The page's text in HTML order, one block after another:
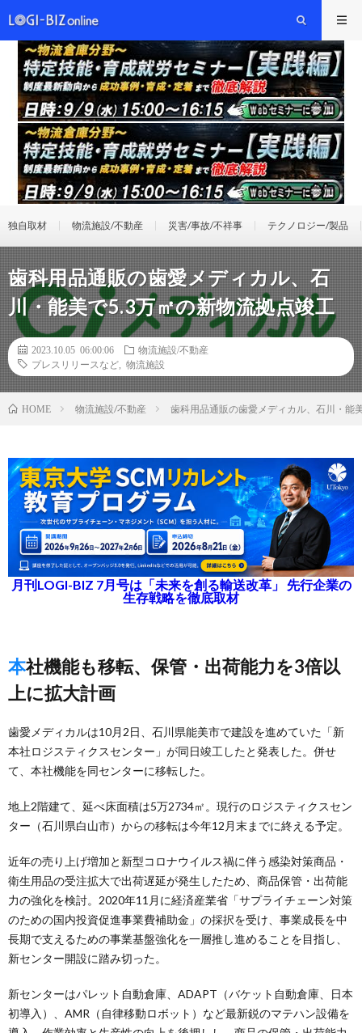
独自取材 物流施設/不動産 災害/事故/不祥事 テクノロジー/製品
歯科用品通販の歯愛メディカル、石
川・能美で5.3万㎡の新物流拠点竣工
2023.10.05 06:00:06
物流施設/不動産
プレスリリースなど
物流施設
HOME 物流施設/不動産 歯科用品通販の歯愛メディカル、石川・能
月刊LOGI-BIZ 7月号は「未来を創る輸送改革」 先行企業の
生存戦略を徹底取材
本社機能も移転、保管・出荷能力を3倍以
上に拡大計画
歯愛メディカルは10月2日、石川県能美市で建設を進めていた「新
本社ロジスティクスセンター」が同日竣工したと発表した。併せ
て、本社機能を同センターに移転した。
地上2階建て、延べ床面積は5万2734㎡。現行のロジスティクスセン
ター（石川県白山市）からの移転は今年12月末までに終える予定。
近年の売り上げ増加と新型コロナウイルス禍に伴う感染対策商品・
衛生用品の受注拡大で出荷遅延が発生したため、商品保管・出荷能
力の強化を検討。2020年11月に経済産業省「サプライチェーン対策
のための国内投資促進事業費補助金」の採択を受け、事業成長を中
長期で支えるための事業基盤強化を一層推し進めることを目指し、
新センター開設に踏み切った。
新センターはパレット自動倉庫、ADAPT（バケット自動倉庫、日本
初導入）、AMR（自律移動ロボット）など最新鋭のマテハン設備を